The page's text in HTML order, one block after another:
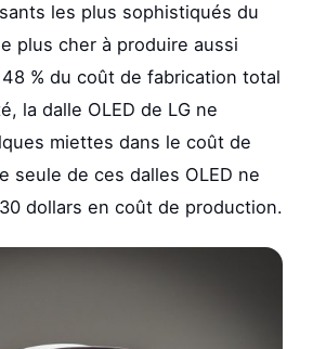
les plus sophistiqués du
plus cher à produire aussi
% du coût de fabrication total
la dalle OLED de LG ne
miettes dans le coût de
seule de ces dalles OLED ne
dollars en coût de production.